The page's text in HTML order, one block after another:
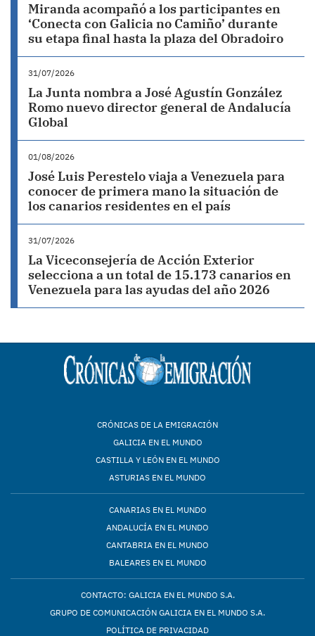
Miranda acompañó a los participantes en
‘Conecta con Galicia no Camiño’ durante
su etapa final hasta la plaza del Obradoiro
31/07/2026
La Junta nombra a José Agustín González
Romo nuevo director general de Andalucía
Global
01/08/2026
José Luis Perestelo viaja a Venezuela para
conocer de primera mano la situación de
los canarios residentes en el país
31/07/2026
La Viceconsejería de Acción Exterior
selecciona a un total de 15.173 canarios en
Venezuela para las ayudas del año 2026
CRÓNICAS DE LA EMIGRACIÓN
GALICIA EN EL MUNDO
CASTILLA Y LEÓN EN EL MUNDO
ASTURIAS EN EL MUNDO
CANARIAS EN EL MUNDO
ANDALUCÍA EN EL MUNDO
CANTABRIA EN EL MUNDO
BALEARES EN EL MUNDO
CONTACTO: GALICIA EN EL MUNDO S.A.
GRUPO DE COMUNICACIÓN GALICIA EN EL MUNDO S.A.
POLÍTICA DE PRIVACIDAD